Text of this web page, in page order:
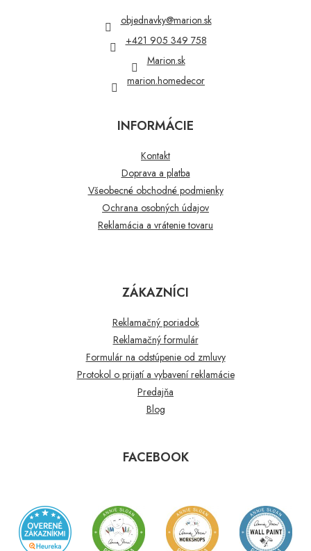
objednavky@marion.sk
+421 905 349 758
Marion.sk
marion.homedecor
INFORMÁCIE
Kontakt
Doprava a platba
Všeobecné obchodné podmienky
Ochrana osobných údajov
Reklamácia a vrátenie tovaru
ZÁKAZNÍCI
Reklamačný poriadok
Reklamačný formulár
Formulár na odstúpenie od zmluvy
Protokol o prijatí a vybavení reklamácie
Predajňa
Blog
FACEBOOK